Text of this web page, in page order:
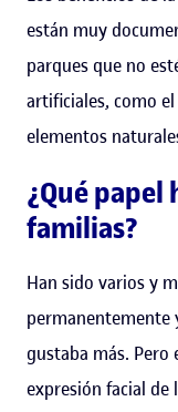
están muy
parques que no
artificiales, como
elementos
¿Qué papel
familias?
Han sido varios y
permanentemente
gustaba más. Pero
expresión facial de